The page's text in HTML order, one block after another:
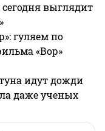
выглядит
гуляем по
«Вор»
идут дожди
даже ученых